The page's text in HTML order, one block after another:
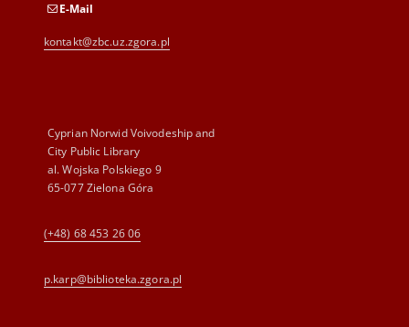
E-Mail
kontakt@zbc.uz.zgora.pl
Cyprian Norwid Voivodeship and
City Public Library
al. Wojska Polskiego 9
65-077 Zielona Góra
(+48) 68 453 26 06
p.karp@biblioteka.zgora.pl